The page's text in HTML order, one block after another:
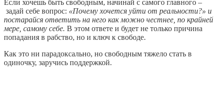
Если хочешь быть свободным, начинай с самого главного –
задай себе вопрос: «Почему хочется уйти от реальности?» и
постарайся ответить на него как можно честнее, по крайней
мере, самому себе. В этом ответе и будет не только причина
попадания в рабство, но и ключ к свободе.
Как это ни парадоксально, но свободным тяжело стать в
одиночку, заручись поддержкой.